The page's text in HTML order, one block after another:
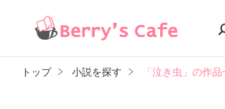
トップ 小説を探す 「泣き虫」の作